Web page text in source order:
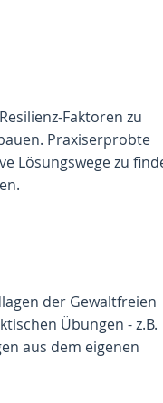
Faktoren zu
Praxiserprobte
Lösungswege zu
der Gewaltfreien
Übungen - z.B.
aus dem eigenen